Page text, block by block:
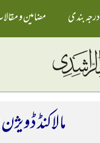
درجہ بندی مضامین و
مالاکنڈ